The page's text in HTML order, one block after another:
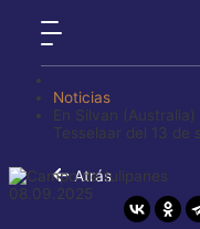
Noticias
En Silvan
Tesselaar del 13 de
Atrás
08.09.2025